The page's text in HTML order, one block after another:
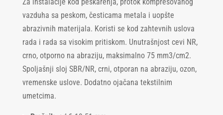
vazduha sa peskom, česticama metala i uopšte
abrazivnih materijala. Koristi se kod zahtevnih uslova
rada i rada sa visokim pritiskom. Unutrašnjost cevi NR,
crno, otporno na abraziju, maksimalno 75 mm3/cm2.
Spoljašnji sloj SBR/NR, crni, otporan na abraziju, ozon,
vremenske uslove. Dodatno ojačana tekstilnim
umetcima.